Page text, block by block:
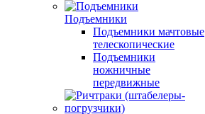
Подъемники
Подъемники мачтовые
телескопические
Подъемники
ножничные
передвижные